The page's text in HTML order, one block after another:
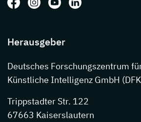
Herausgeber
Deutsches Forschungszentrum
Künstliche Intelligenz GmbH
Trippstadter Str. 122
67663 Kaiserslautern